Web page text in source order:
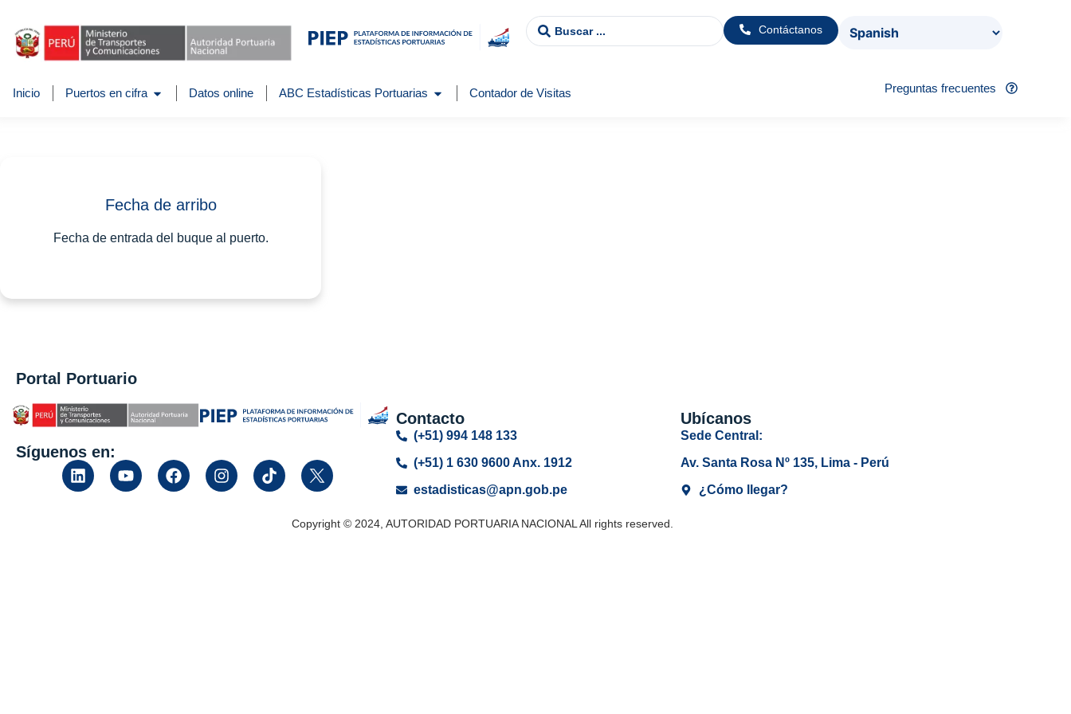
Contáctanos
Inicio Puertos en cifra Datos online ABC Estadísticas Portuarias Contador de Visitas Preguntas frecuentes
Fecha de arribo
Fecha de entrada del buque al puerto.
Portal Portuario
Síguenos en:
Contacto
(+51) 994 148 133
(+51) 1 630 9600 Anx. 1912
estadisticas@apn.gob.pe
Ubícanos
Sede Central:
Av. Santa Rosa Nº 135, Lima - Perú
¿Cómo llegar?
Copyright © 2024, AUTORIDAD PORTUARIA NACIONAL All rights reserved.